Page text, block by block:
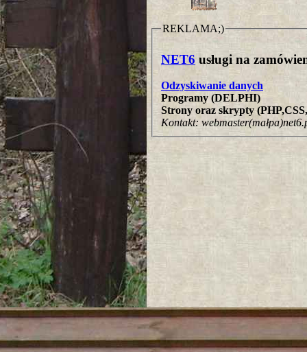
REKLAMA;)
NET6 usługi na
Odzyskiwanie danych
Programy (DELPHI)
Strony oraz skrypty
Kontakt: